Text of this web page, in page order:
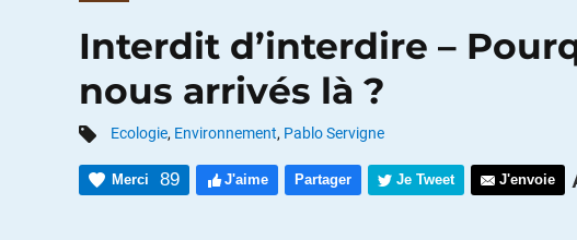
Interdit d’interdire –
nous arrivés là ?
Ecologie, Environnement, Pablo Servigne
Merci 89 J'aime Partager Je Tweet J'envoie